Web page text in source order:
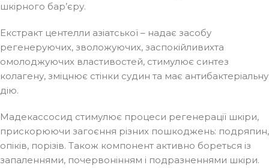
шкірного бар’єру.
Екстракт центелли азіатської – надає засобу
регенеруючих, зволожуючих, заспокійливихта
омолоджуючих властивостей, стимулює синтез
колагену, зміцнює стінки судин та має антибактеріальну
дію.
Мадекассосид стимулює процеси регенерації шкіри,
прискорюючи загоєння різних пошкоджень: подряпин,
опіків, порізів. Також компонент активно бореться із
запаленнями, почервонінням і подразненнями шкіри.